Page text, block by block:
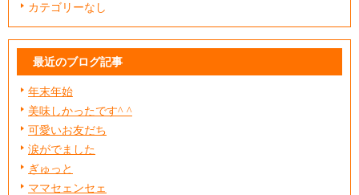
カテゴリーなし
最近のブログ記事
年末年始
美味しかったです^ ^
可愛いお友だち
涙がでました
ぎゅっと
ママセェンセェ